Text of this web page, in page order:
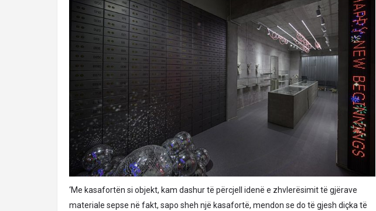
‘Me kasafortën si objekt, kam dashur të përcjell idenë e zhvlerësimit të gjërave
materiale sepse në fakt, sapo sheh një kasafortë, mendon se do të gjesh diçka të